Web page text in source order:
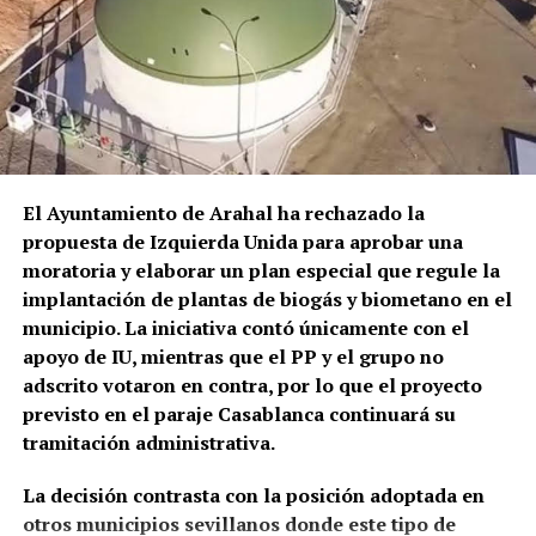
Primeras décadas del siglo XIX:
comienza una ocupación urbana
claramente documentada
El cambio resulta mucho más evidente a partir del
siglo XIX.José Alcaide Villalobos documenta para
1817 unaumento de solicitudes de permisos para
construir en los «arquillos del Arco de la Rosa».
mismo año Rafael Gómez, alguacil ordinario y
portero del Ayuntamiento, ocupaba eltorreón de la
Puerta Real o de Osuna porque no podía costear el
alquiler de una vivienda.
sacado en una silla de ruedas y trasladado en
ambulancia al Hospital Universitario La Merced de
Osuna.
El episodio no es un hecho completamente aislado.
Profesionales consultados por este medio vienen
alertando de repetidos episodios de amenazas,
comportamientos agresivos y situaciones
conflictivas en el centro de salud, algunos
relacionados, según estos testimonios, con personas
que llegan bajo los efectos de drogas.
La preocupación por las agresiones a sanitarios no
es nueva. El Área de Gestión Sanitaria de Osuna puso
en marcha este mismo año formación específica con
la Guardia Civil para prevenir y afrontar este tipo de
situaciones, una iniciativa que debía extenderse,
entre otros lugares, a los profesionales del centro
de salud de Marchena.
El Ayuntamiento de Arahal ha rechazado la
propuesta de Izquierda Unida para aprobar una
moratoria y elaborar un plan especial que regule la
implantación de plantas de biogás y biometano en el
municipio. La iniciativa contó únicamente con el
apoyo de IU, mientras que el PP y el grupo no
adscrito votaron en contra, por lo que el proyecto
previsto en el paraje Casablanca continuará su
tramitación administrativa.
La decisión contrasta con la posición adoptada en
otros municipios sevillanos donde este tipo de